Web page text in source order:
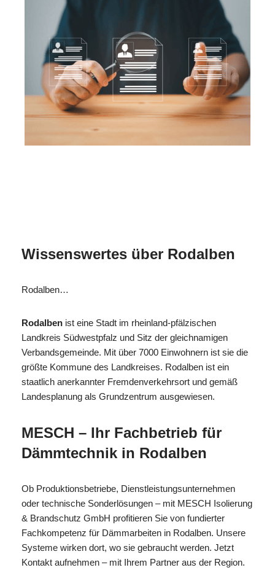
Wissenswertes über Rodalben
Rodalben…
Rodalben ist eine Stadt im rheinland-pfälzischen
Landkreis Südwestpfalz und Sitz der gleichnamigen
Verbandsgemeinde. Mit über 7000 Einwohnern ist sie die
größte Kommune des Landkreises. Rodalben ist ein
staatlich anerkannter Fremdenverkehrsort und gemäß
Landesplanung als Grundzentrum ausgewiesen.
MESCH – Ihr Fachbetrieb für
Dämmtechnik in Rodalben
Ob Produktionsbetriebe, Dienstleistungsunternehmen
oder technische Sonderlösungen – mit MESCH Isolierung
& Brandschutz GmbH profitieren Sie von fundierter
Fachkompetenz für Dämmarbeiten in Rodalben. Unsere
Systeme wirken dort, wo sie gebraucht werden. Jetzt
Kontakt aufnehmen – mit Ihrem Partner aus der Region.